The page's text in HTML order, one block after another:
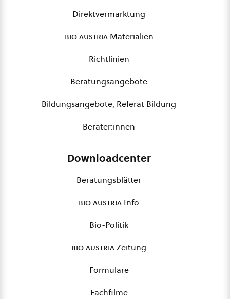
Direktvermarktung
bio austriaMaterialien
Richtlinien
Beratungsangebote
Bildungsangebote, Referat Bildung
Berater:innen
Downloadcenter
Beratungsblätter
bio austria Info
Bio-Politik
bio austriaZeitung
Formulare
Fachfilme